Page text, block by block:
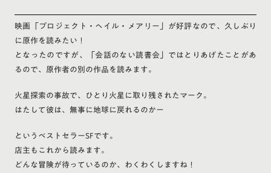
映画「プロジェクト・ヘイル・メアリー」が好評なので、久しぶり
に原作を読みたい！
となったのですが、「会話のない読書会」ではとりあげたことがあ
るので、原作者の別の作品を読みます。
火星探索の事故で、ひとり火星に取り残されたマーク。
はたして彼は、無事に地球に戻れるのかー
というベストセラーSFです。
店主もこれから読みます。
どんな冒険が待っているのか、わくわくしますね！